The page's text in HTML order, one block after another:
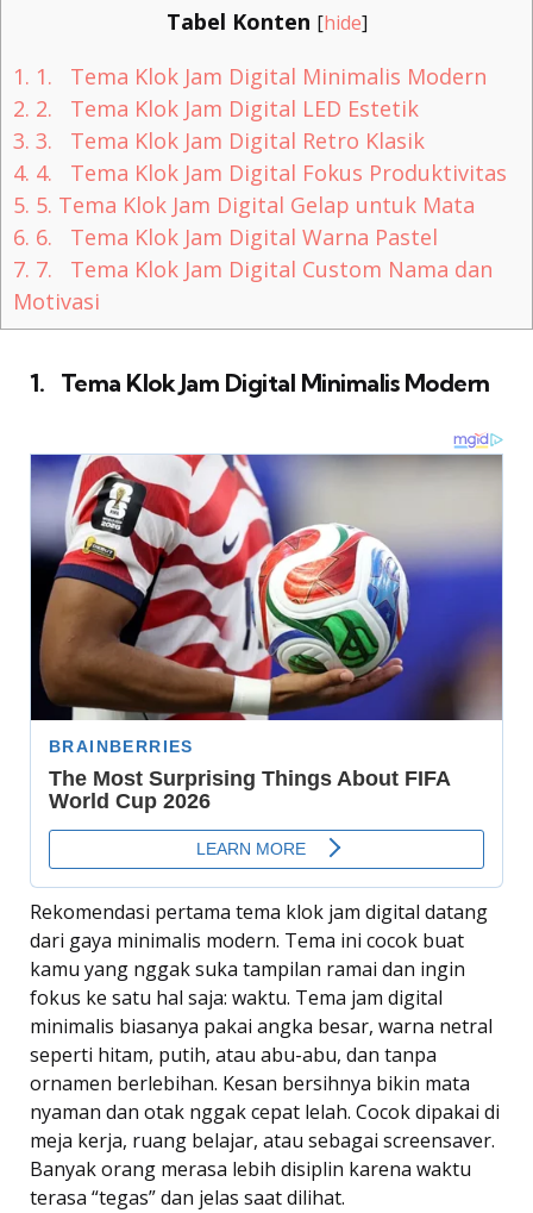
Tabel Konten [hide]
1. 1. Tema Klok Jam Digital Minimalis Modern
2. 2. Tema Klok Jam Digital LED Estetik
3. 3. Tema Klok Jam Digital Retro Klasik
4. 4. Tema Klok Jam Digital Fokus Produktivitas
5. 5. Tema Klok Jam Digital Gelap untuk Mata
6. 6. Tema Klok Jam Digital Warna Pastel
7. 7. Tema Klok Jam Digital Custom Nama dan
Motivasi
1. Tema Klok Jam Digital Minimalis Modern
Rekomendasi pertama tema klok jam digital datang
dari gaya minimalis modern. Tema ini cocok buat
kamu yang nggak suka tampilan ramai dan ingin
fokus ke satu hal saja: waktu. Tema jam digital
minimalis biasanya pakai angka besar, warna netral
seperti hitam, putih, atau abu-abu, dan tanpa
ornamen berlebihan. Kesan bersihnya bikin mata
nyaman dan otak nggak cepat lelah. Cocok dipakai di
meja kerja, ruang belajar, atau sebagai screensaver.
Banyak orang merasa lebih disiplin karena waktu
terasa “tegas” dan jelas saat dilihat.